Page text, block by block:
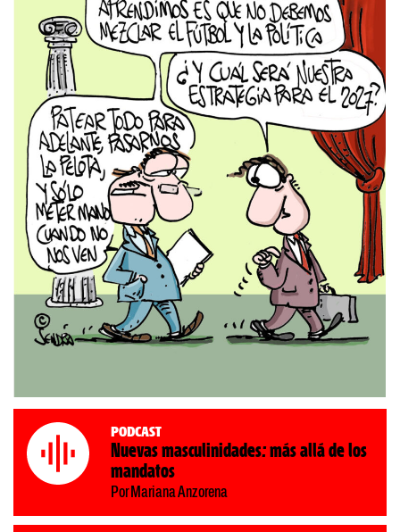
Podcast
Nuevas masculinidades: más allá de los
mandatos
Por Mariana Anzorena